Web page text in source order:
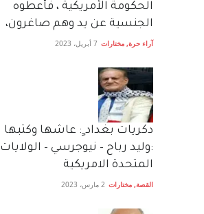
الحكومة الأمريكية ، فأعطوه
الجنسية عن يد وهم صاغرون،
آراء حرة, مختارات 7 أبريل، 2023
دكريات بغداد ٍ: عاشها وكتبها
:وليد رباح – نيوجرسي – الولايات
المتحدة الامريكية
القصة, مختارات 2 مارس، 2023